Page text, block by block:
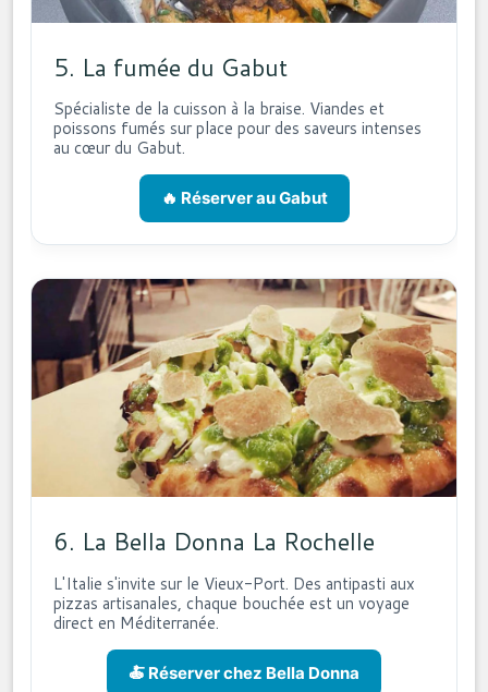
5. La fumée du Gabut
Spécialiste de la cuisson à la braise. Viandes et
poissons fumés sur place pour des saveurs intenses
au cœur du Gabut.
🔥 Réserver au Gabut
6. La Bella Donna La Rochelle
L'Italie s'invite sur le Vieux-Port. Des antipasti aux
pizzas artisanales, chaque bouchée est un voyage
direct en Méditerranée.
🍝 Réserver chez Bella Donna